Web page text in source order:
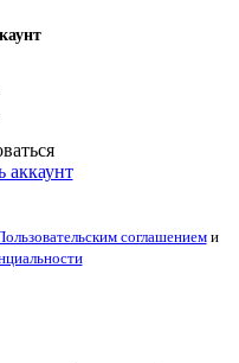
аккаунт
соглашениеми